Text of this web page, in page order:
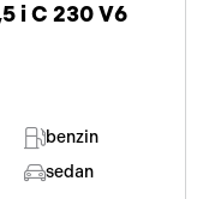
i C 230 V6
benzin
sedan